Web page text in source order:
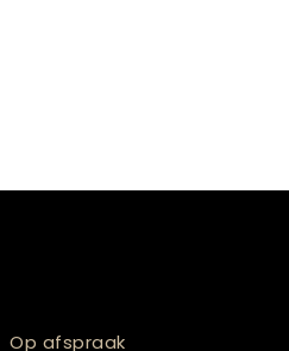
Op afspraak